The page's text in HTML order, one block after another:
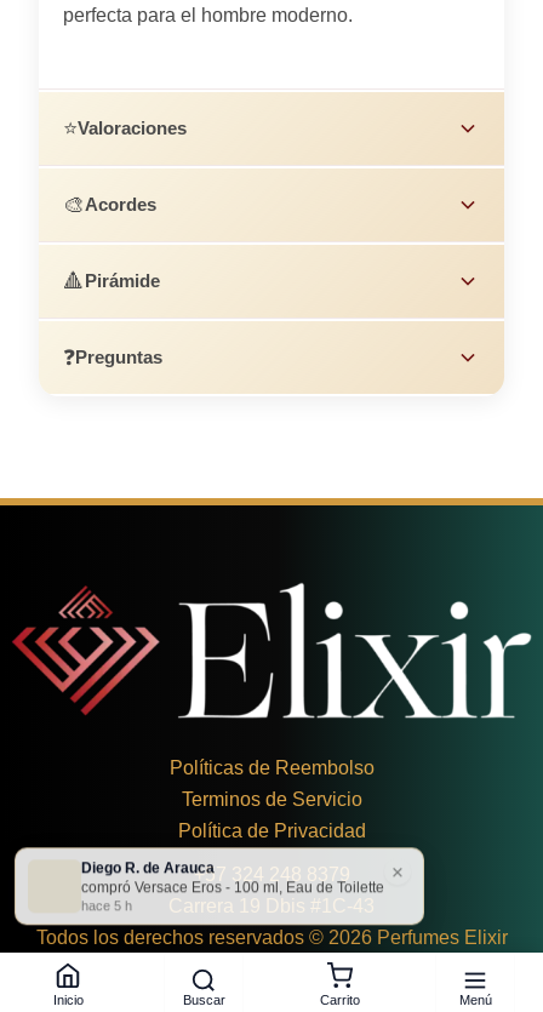
perfecta para el hombre moderno.
⭐Valoraciones
🎨Acordes
🔺Pirámide
❓Preguntas
Políticas de Reembolso
Terminos de Servicio
Política de Privacidad
+57 324 248 8379
Carrera 19 Dbis #1C-43
Todos los derechos reservados © 2026 Perfumes Elixir
Inicio Buscar Carrito Menú
Diego R. de Arauca
compró Versace Eros - 100 ml, Eau de Toilette
hace 5 h
×